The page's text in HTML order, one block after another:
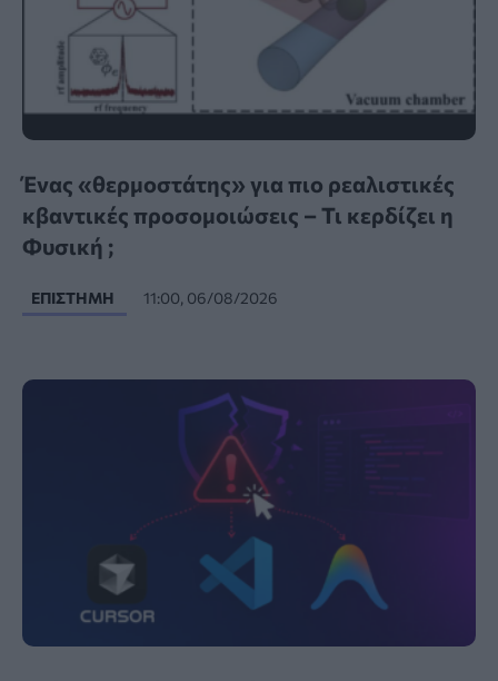
Ένας «θερμοστάτης» για πιο ρεαλιστικές
κβαντικές προσομοιώσεις – Τι κερδίζει η
Φυσική ;
ΕΠΙΣΤΉΜΗ 11:00, 06/08/2026